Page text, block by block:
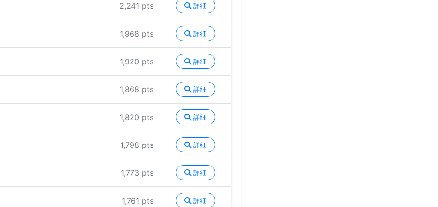
2,241 pts 詳細
1,968 pts 詳細
1,920 pts 詳細
1,868 pts 詳細
1,820 pts 詳細
1,798 pts 詳細
1,773 pts 詳細
1,761 pts 詳細